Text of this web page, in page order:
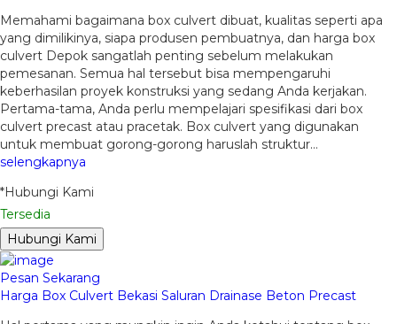
Memahami bagaimana box culvert dibuat, kualitas seperti apa
yang dimilikinya, siapa produsen pembuatnya, dan harga box
culvert Depok sangatlah penting sebelum melakukan
pemesanan. Semua hal tersebut bisa mempengaruhi
keberhasilan proyek konstruksi yang sedang Anda kerjakan.
Pertama-tama, Anda perlu mempelajari spesifikasi dari box
culvert precast atau pracetak. Box culvert yang digunakan
untuk membuat gorong-gorong haruslah struktur…
selengkapnya
*Hubungi Kami
Tersedia
Hubungi Kami
Pesan Sekarang
Harga Box Culvert Bekasi Saluran Drainase Beton Precast